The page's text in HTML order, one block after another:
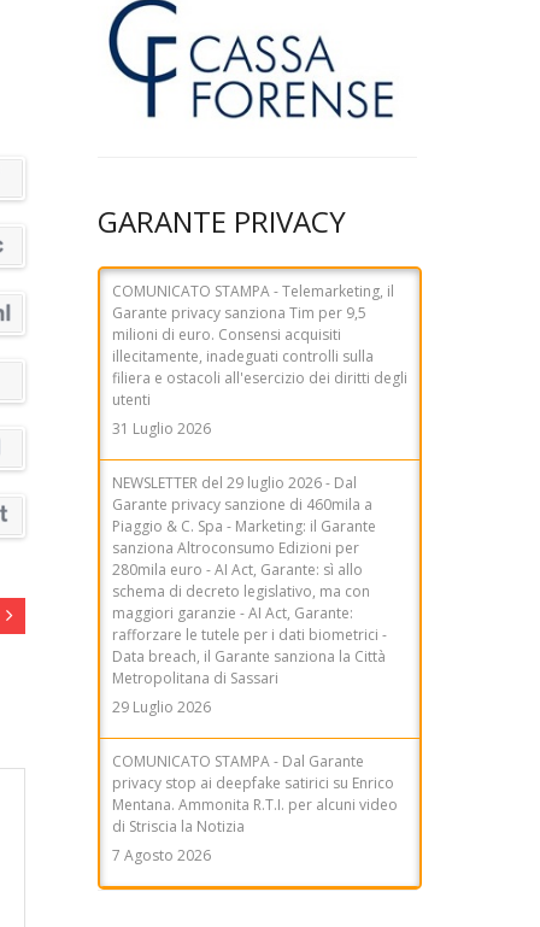
GARANTE PRIVACY
COMUNICATO STAMPA - Telemarketing, il
Garante privacy sanziona Tim per 9,5
milioni di euro. Consensi acquisiti
illecitamente, inadeguati controlli sulla
filiera e ostacoli all'esercizio dei diritti degli
utenti
31 Luglio 2026
NEWSLETTER del 29 luglio 2026 - Dal
Garante privacy sanzione di 460mila a
Piaggio & C. Spa - Marketing: il Garante
sanziona Altroconsumo Edizioni per
280mila euro - AI Act, Garante: sì allo
schema di decreto legislativo, ma con
maggiori garanzie - AI Act, Garante:
rafforzare le tutele per i dati biometrici -
Data breach, il Garante sanziona la Città
Metropolitana di Sassari
29 Luglio 2026
COMUNICATO STAMPA - Dal Garante
privacy stop ai deepfake satirici su Enrico
Mentana. Ammonita R.T.I. per alcuni video
di Striscia la Notizia
7 Agosto 2026